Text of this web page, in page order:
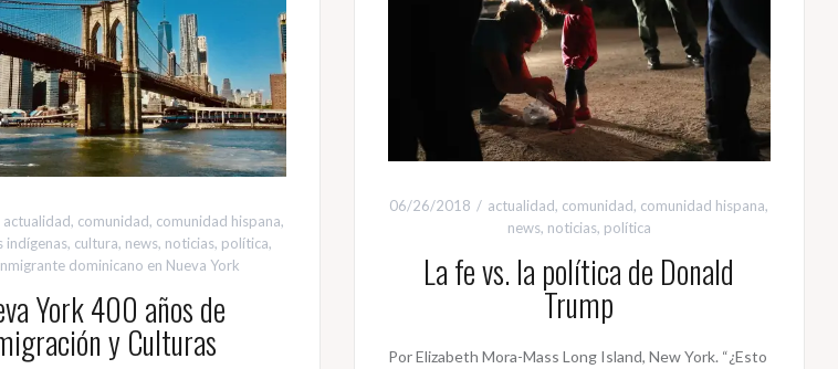
actualidad, comunidad, comunidad hispana,
indígenas, cultura, news, noticias, política,
dominicano en Nueva York
York 400 años de
y Culturas
06/26/2018 actualidad, comunidad, comunidad hispana,
news, noticias, política
La fe vs. la política de Donald
Trump
Por Elizabeth Mora-Mass Long Island, New York. “¿Esto